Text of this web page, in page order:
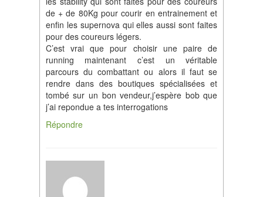
de + de 80Kg pour courir en entrainement et
enfin les supernova qui elles aussi sont faites
pour des coureurs légers.
C’est vrai que pour choisir une paire de
running maintenant c’est un véritable
parcours du combattant ou alors il faut se
rendre dans des boutiques spécialisées et
tombé sur un bon vendeur,j’espère bob que
j’ai repondue a tes interrogations
Répondre